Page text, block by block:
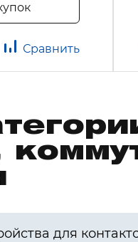
Сравнить
для